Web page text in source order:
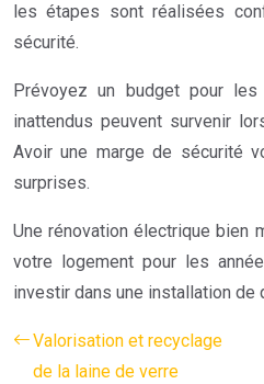
les étapes sont réalisées
sécurité.
Prévoyez un budget pour
inattendus peuvent survenir
Avoir une marge de sécurité
surprises.
Une rénovation électrique bien
votre logement pour les
investir dans une installation de
Valorisation et recyclage
de la laine de verre